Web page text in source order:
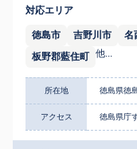
対応エリア
徳島市 吉野川市 名
板野郡藍住町 他...
所在地 徳島県徳
アクセス 徳島県庁